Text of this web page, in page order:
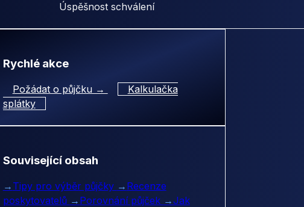
Úspěšnost schválení
Rychlé akce
Požádat o půjčku →
Kalkulačka
splátky
Související obsah
→ Tipy pro výběr půjčky → Recenze
poskytovatelů → Porovnání půjček →Jak